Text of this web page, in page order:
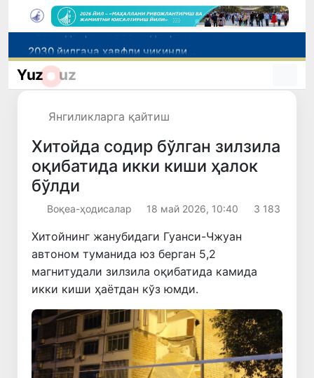
Ўзбекистон илк бор Халқаро информатика олимпиадаси — IOI 2026га мезбонлик қилади
Yuz uz
Янгиликларга қайтиш
Хитойда содир бўлган зилзила
оқибатида икки киши ҳалок
бўлди
Воқеа-ҳодисалар 18 май 2026, 10:40 3 183
Хитойнинг жанубидаги Гуанси-Чжуан
автоном туманида юз берган 5,2
магнитудали зилзила оқибатида камида
икки киши ҳаётдан кўз юмди.